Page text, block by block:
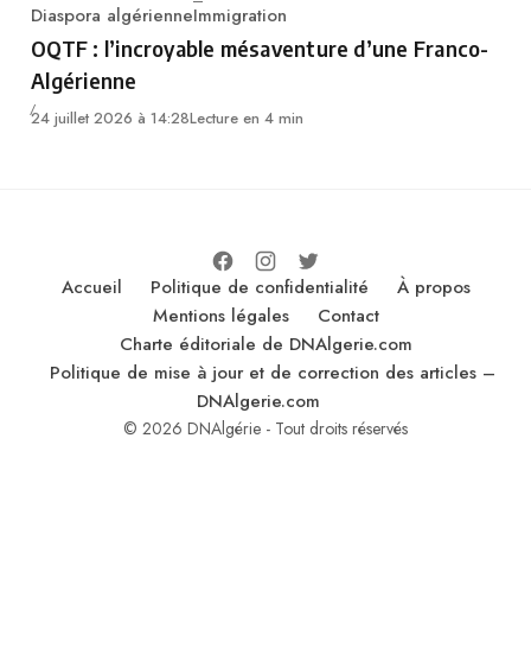
Category
Diaspora algérienneImmigration
OQTF : l’incroyable mésaventure d’une Franco-
Algérienne
24 juillet 2026 à 14:28Lecture en 4 min
Accueil Politique de confidentialité
À propos
Mentions légales
Contact
Charte éditoriale de DNAlgerie.com
Politique de mise à jour et de correction des articles –
DNAlgerie.com
© 2026 DNAlgérie - Tout droits réservés